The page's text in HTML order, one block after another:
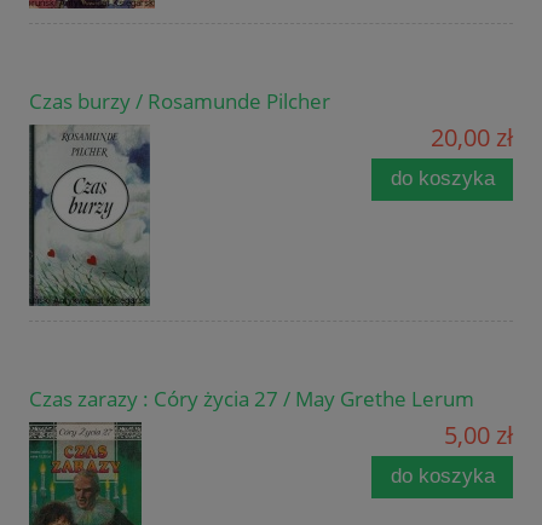
Czas burzy / Rosamunde Pilcher
20,00 zł
do koszyka
Czas zarazy : Córy życia 27 / May Grethe Lerum
5,00 zł
do koszyka